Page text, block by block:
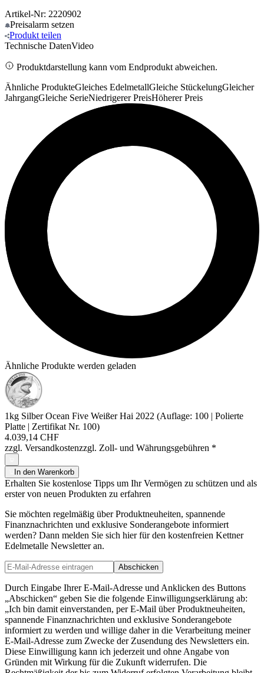
Artikel-Nr: 2220902
Preisalarm setzen
Produkt teilen
Technische DatenVideo
Produktdarstellung kann vom Endprodukt abweichen.
Ähnliche ProdukteGleiches EdelmetallGleiche StückelungGleicher
JahrgangGleiche SerieNiedrigerer PreisHöherer Preis
Ähnliche Produkte werden geladen
1kg Silber Ocean Five Weißer Hai 2022 (Auflage: 100 | Polierte
Platte | Zertifikat Nr. 100)
4.039,14 CHF
zzgl. Versandkostenzzgl. Zoll- und Währungsgebühren *
In den Warenkorb
Erhalten Sie kostenlose Tipps um Ihr Vermögen zu schützen und als
erster von neuen Produkten zu erfahren
Sie möchten regelmäßig über Produktneuheiten, spannende
Finanznachrichten und exklusive Sonderangebote informiert
werden? Dann melden Sie sich hier für den kostenfreien Kettner
Edelmetalle Newsletter an.
Abschicken
Durch Eingabe Ihrer E-Mail-Adresse und Anklicken des Buttons
„Abschicken“ geben Sie die folgende Einwilligungserklärung ab:
„Ich bin damit einverstanden, per E-Mail über Produktneuheiten,
spannende Finanznachrichten und exklusive Sonderangebote
informiert zu werden und willige daher in die Verarbeitung meiner
E-Mail-Adresse zum Zwecke der Zusendung des Newsletters ein.
Diese Einwilligung kann ich jederzeit und ohne Angabe von
Gründen mit Wirkung für die Zukunft widerrufen. Die